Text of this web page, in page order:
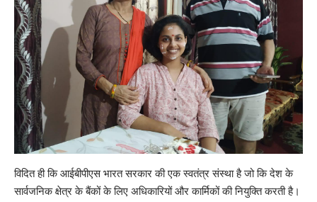
विदित ही कि आईबीपीएस भारत सरकार की एक स्वतंत्र संस्था है जो कि देश के
सार्वजनिक क्षेत्र के बैंकों के लिए अधिकारियों और कार्मिकों की नियुक्ति करती है।